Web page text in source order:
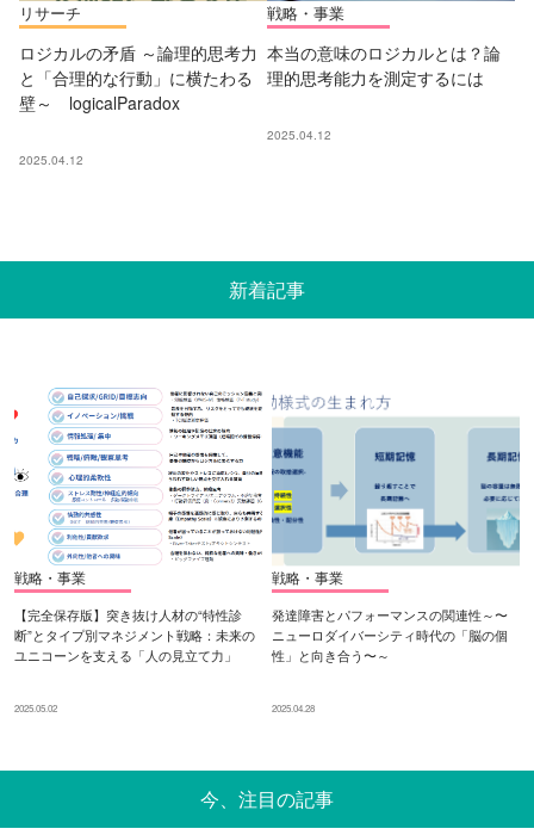
リサーチ
ロジカルの矛盾 ～論理的思考力
と「合理的な行動」に横たわる
壁～ logicalParadox
2025.04.12
戦略・事業
本当の意味のロジカルとは？論
理的思考能力を測定するには
2025.04.12
新着記事
戦略・事業
【完全保存版】突き抜け人材の“特性診
断”とタイプ別マネジメント戦略：未来の
ユニコーンを支える「人の見立て力」
2025.05.02
戦略・事業
発達障害とパフォーマンスの関連性～〜
ニューロダイバーシティ時代の「脳の個
性」と向き合う〜～
2025.04.28
今、注目の記事